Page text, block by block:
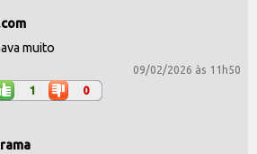
muito
09/02/2026 às 11h50
1 0